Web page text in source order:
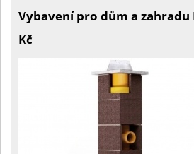
Vybavení pro dům a zahradu
Kč